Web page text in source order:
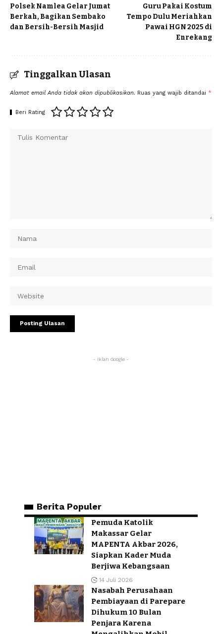
Polsek Namlea Gelar Jumat
Berkah, Bagikan Sembako
dan Bersih-Bersih Masjid
Guru Pakai Kostum
Tempo Dulu Meriahkan
Pawai HGN 2025 di
Enrekang
Tinggalkan Ulasan
Alamat email Anda tidak akan dipublikasikan. Ruas yang wajib ditandai *
Beri Rating
- Iklan Google -
Berita Populer
Pemuda Katolik
Makassar Gelar
MAPENTA Akbar 2026,
Siapkan Kader Muda
Berjiwa Kebangsaan
14 Juli 2026
Nasabah Perusahaan
Pembiayaan di Parepare
Dihukum 10 Bulan
Penjara Karena